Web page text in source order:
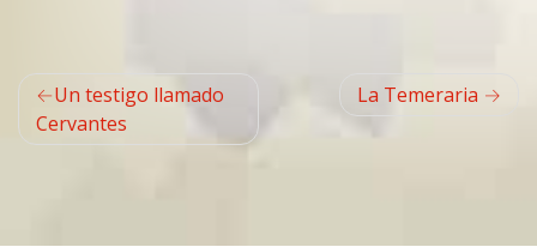
Navegación
de
Un testigo llamado
Cervantes
La Temeraria